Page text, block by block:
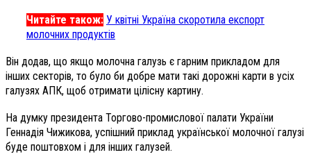
Читайте також: У квітні Україна скоротила експорт
молочних продуктів
Він додав, що якщо молочна галузь є гарним прикладом для
інших секторів, то було би добре мати такі дорожні карти в усіх
галузях АПК, щоб отримати цілісну картину.
На думку президента Торгово-промислової палати України
Геннадія Чижикова, успішний приклад української молочної галузі
буде поштовхом і для інших галузей.